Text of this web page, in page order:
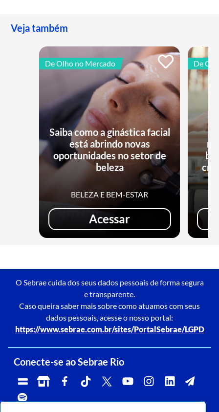
Veja também
De Olho no Mercado
Saiba como a ginástica facial
está abrindo novas
oportunidades no setor de
beleza
BELEZA E BEM-ESTAR
Acessar
De
O Sebrae cuida dos seus dados pessoais de forma segura
e transparente.
Caso queira saber mais sobre como atuamos com seus
dados pessoais, acesse o nosso portal:
https://www.sebrae.com.br/sites/PortalSebrae/LGPD
Conecte-se ao Sebrae Rio